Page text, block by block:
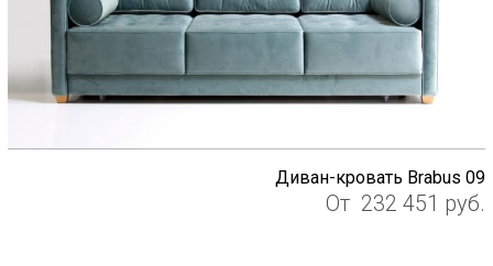
Диван-кровать Brabus 09
От 232 451 руб.